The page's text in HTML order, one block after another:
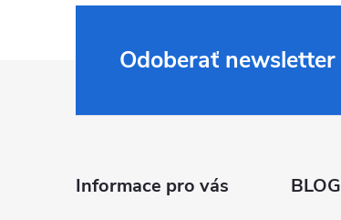
Odoberať newsletter
Informace pro vás BLOG